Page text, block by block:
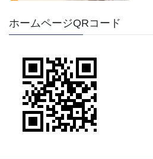
ホームページQRコード